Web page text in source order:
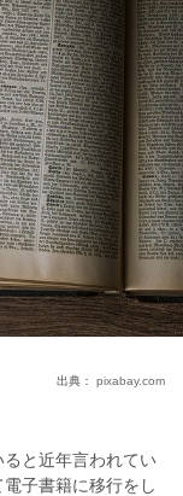
出典： pixabay.com
と近年言われてい
子書籍に移行をし